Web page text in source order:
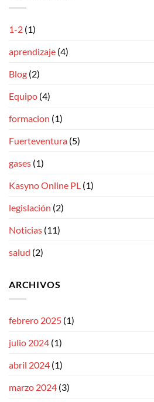
1-2 (1)
aprendizaje (4)
Blog (2)
Equipo (4)
formacion (1)
Fuerteventura (5)
gases (1)
Kasyno Online PL (1)
legislación (2)
Noticias (11)
salud (2)
ARCHIVOS
febrero 2025 (1)
julio 2024 (1)
abril 2024 (1)
marzo 2024 (3)